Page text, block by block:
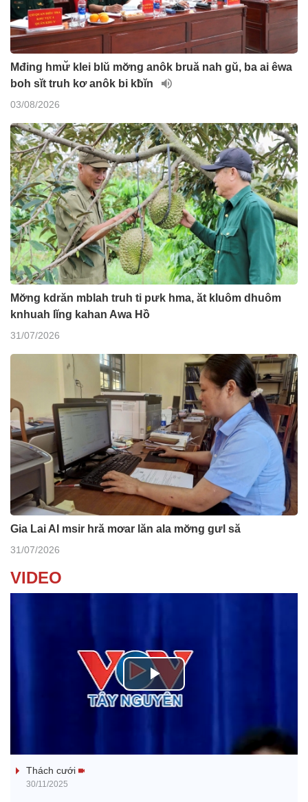
Mđing hmư̆ klei blŭ mơ̆ng anôk bruă nah gŭ, ba ai êwa
boh sĭt truh kơ anôk bi kƀĭn
03/08/2026
Mơ̆ng kdrăn mblah truh ti pưk hma, ăt kluôm dhuôm
knhuah lĭng kahan Awa Hồ
31/07/2026
Gia Lai AI msir hră mơar lăn ala mơ̆ng gưl să
31/07/2026
VIDEO
P
a
Thách cưới
30/11/2025